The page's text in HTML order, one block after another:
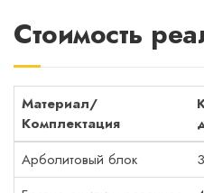
Стоимость
Материал/
Комплектация
Арболитовый блок